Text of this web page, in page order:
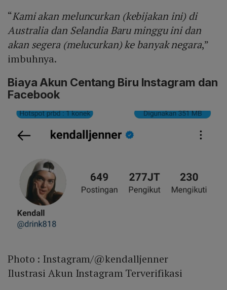
“Kami akan meluncurkan (kebijakan ini) di
Australia dan Selandia Baru minggu ini dan
akan segera (melucurkan) ke banyak negara,”
imbuhnya.
Biaya Akun Centang Biru Instagram dan
Facebook
Photo : Instagram/@kendalljenner
Ilustrasi Akun Instagram Terverifikasi